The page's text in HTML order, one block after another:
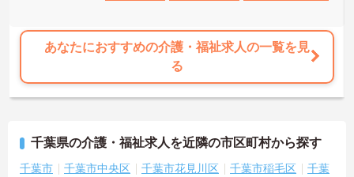
あなたにおすすめの介護・福祉求人の一覧を見
る
千葉県の介護・福祉求人を近隣の市区町村から探す
千葉市 千葉市中央区 千葉市花見川区 千葉市稲毛区
千葉